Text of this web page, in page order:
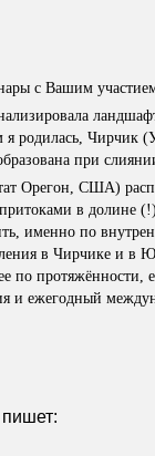
с Вашим
я родилась, Чирчик
при
Орегон, США)
в долине
именно по
в Чирчике и в
по протяжённости,
и ежегодный
пишет: